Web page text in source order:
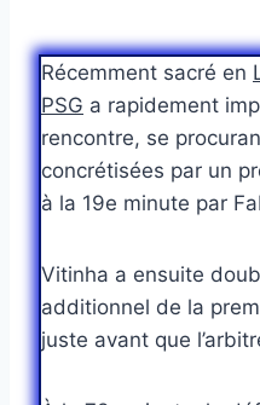
Récemment sacré en
PSG a rapidement
rencontre, se
concrétisées par un
à la 19e minute par
Vitinha a ensuite
additionnel de la
juste avant que